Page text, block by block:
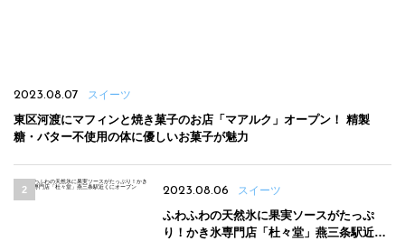
2023.08.07 スイーツ
東区河渡にマフィンと焼き菓子のお店「マアルク」オープン！ 精製
糖・バター不使用の体に優しいお菓子が魅力
2023.08.06 スイーツ
ふわふわの天然氷に果実ソースがたっぷ
り！かき氷専門店「杜々堂」燕三条駅近く